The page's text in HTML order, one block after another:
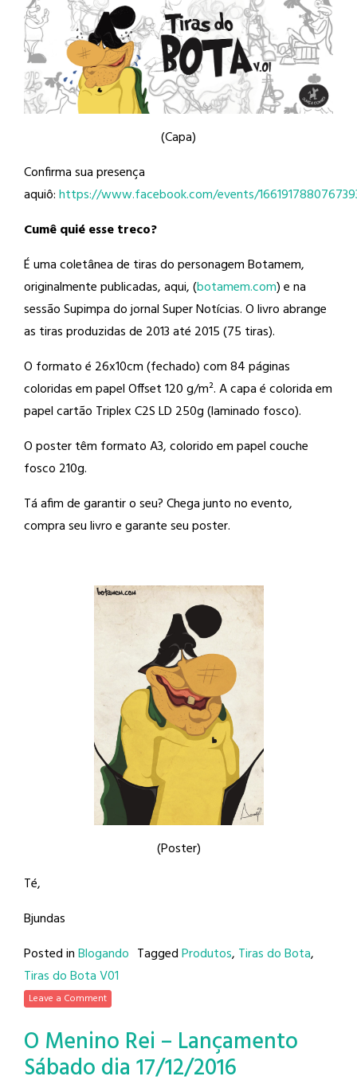
(Capa)
Confirma sua presença
aquiô:https://www.facebook.com/events/
Cumê quié esse treco?
É uma coletânea de tiras do personagem Botamem,
originalmente publicadas, aqui, (botamem.com) e na
sessão Supimpa do jornal Super Notícias. O livro abrange
as tiras produzidas de 2013 até 2015 (75 tiras).
O formato é 26x10cm (fechado) com 84 páginas
coloridas em papel Offset 120 g/m². A capa é colorida em
papel cartão Triplex C2S LD 250g (laminado fosco).
O poster têm formato A3, colorido em papel couche
fosco 210g.
Tá afim de garantir o seu? Chega junto no evento,
compra seu livro e garante seu poster.
(Poster)
Té,
Bjundas
Posted inBlogando TaggedProdutos, Tiras do Bota,
Tiras do Bota V01
Leave a Comment
O Menino Rei – Lançamento
Sábado dia 17/12/2016